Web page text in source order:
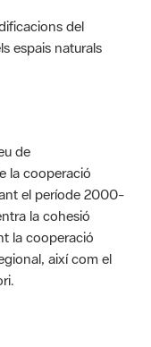
del
espais naturals
de
la cooperació
el període 2000-
la cohesió
la cooperació
així com el